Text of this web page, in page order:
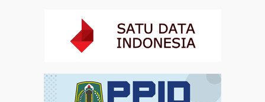
Pandang terhadap Penyandang Disabilitas